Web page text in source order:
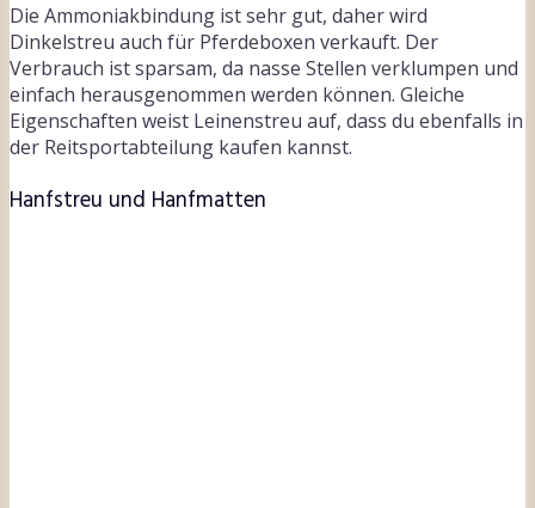
Die Ammoniakbindung ist sehr gut, daher wird
Dinkelstreu auch für Pferdeboxen verkauft. Der
Verbrauch ist sparsam, da nasse Stellen verklumpen und
einfach herausgenommen werden können. Gleiche
Eigenschaften weist Leinenstreu auf, dass du ebenfalls in
der Reitsportabteilung kaufen kannst.
Hanfstreu und Hanfmatten